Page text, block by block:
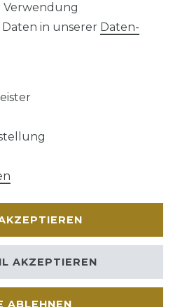
Verwendung
in unserer Daten­
ABLEHNEN
AKZEPTIEREN